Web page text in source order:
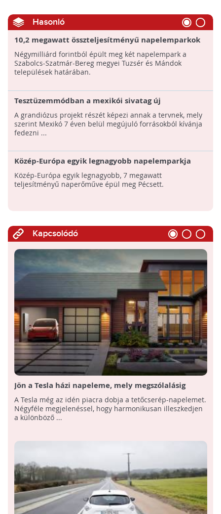
Hasonló
10,2 megawatt összteljesítményű napelemparkok
épültek Felső-Szabolcs két településén
Négymilliárd forintból épült meg két napelempark a
Szabolcs-Szatmár-Bereg megyei Tuzsér és Mándok
települések határában.
Tesztüzemmódban a mexikói sivatag új
napelemparkja
A grandiózus projekt részét képezi annak a tervnek, mely
szerint Mexikó 7 éven belül megújuló forrásokból kívánja
fedezni ...
Közép-Európa egyik legnagyobb napelemparkja
épül Pécsett
Közép-Európa egyik legnagyobb, 7 megawatt
teljesítményű naperőműve épül meg Pécsett.
Kapcsolódó
Jön a Tesla házi napeleme, mely megszólalásig
hasonlít a hagyományos cserépre
A Tesla még az idén piacra dobja a tetőcserép-napelemet.
Négyféle megjelenéssel, hogy harmonikusan illeszkedjen
a különböző ...